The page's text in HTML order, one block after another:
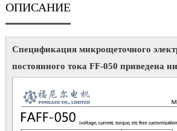
ОПИСАНИЕ
Спецификация микрощеточного
постоянного тока FF-050 приведена